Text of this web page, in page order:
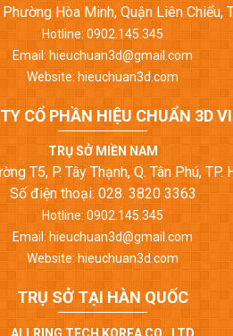
Hòa Minh, Quận Liên Chiểu,
Hotline: 0902.145.345
Email: hieuchuan3d@gmail.com
Website: hieuchuan3d.com
CỔ PHẦN HIỆU CHUẨN 3D
TRỤ SỞ MIỀN NAM
T5, P. Tây Thạnh, Q. Tân Phú, TP.
Số điện thoại: 028. 3820 3363
Hotline: 0902.145.345
Email: hieuchuan3d@gmail.com
Website: hieuchuan3d.com
TRỤ SỞ TẠI HÀN QUỐC